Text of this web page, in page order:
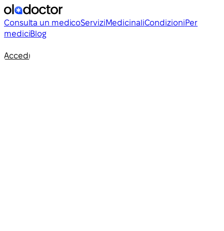
Consulta un medicoServiziMedicinaliCondizioniPer
mediciBlog
Accedi